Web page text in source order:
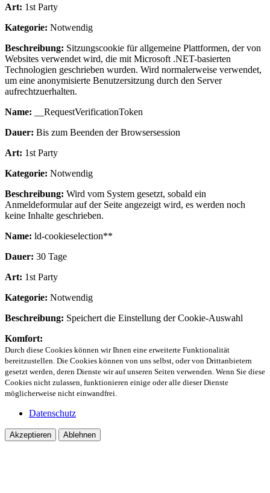
Art: 1st Party
Kategorie: Notwendig
Beschreibung: Sitzungscookie für allgemeine Plattformen, der von
Websites verwendet wird, die mit Microsoft .NET-basierten
Technologien geschrieben wurden. Wird normalerweise verwendet,
um eine anonymisierte Benutzersitzung durch den Server
aufrechtzuerhalten.
Name: __RequestVerificationToken
Dauer: Bis zum Beenden der Browsersession
Art: 1st Party
Kategorie: Notwendig
Beschreibung: Wird vom System gesetzt, sobald ein
Anmeldeformular auf der Seite angezeigt wird, es werden noch
keine Inhalte geschrieben.
Name: ld-cookieselection**
Dauer: 30 Tage
Art: 1st Party
Kategorie: Notwendig
Beschreibung: Speichert die Einstellung der Cookie-Auswahl
Komfort:
Durch diese Cookies können wir Ihnen eine erweiterte Funktionalität
bereitzustellen. Die Cookies können von uns selbst, oder von Drittanbietern
gesetzt werden, deren Dienste wir auf unseren Seiten verwenden. Wenn Sie diese
Cookies nicht zulassen, funktionieren einige oder alle dieser Dienste
möglicherweise nicht einwandfrei.
Datenschutz
Akzeptieren Ablehnen